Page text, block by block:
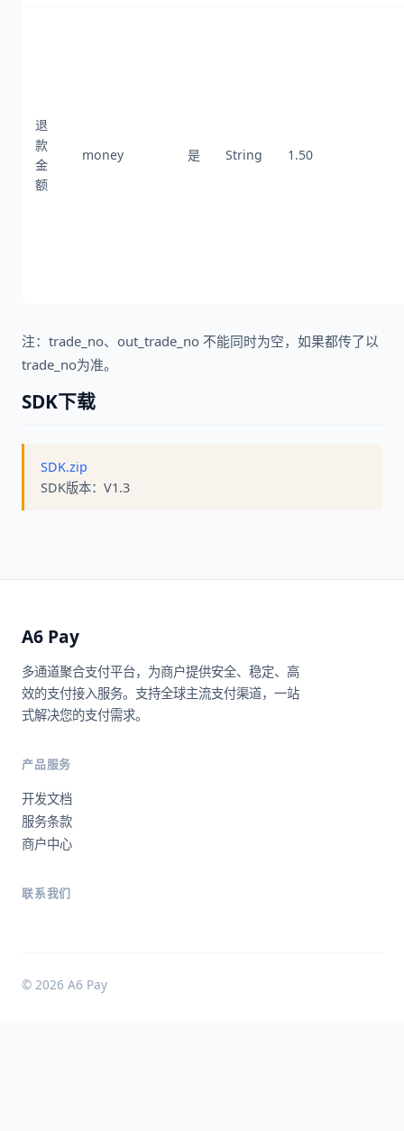
退
款
金
额
money 是 String 1.50
注：trade_no、out_trade_no 不能同时为空，如果都传了以
trade_no为准。
SDK下载
SDK.zip
SDK版本：V1.3
A6 Pay
多通道聚合支付平台，为商户提供安全、稳定、高
效的支付接入服务。支持全球主流支付渠道，一站
式解决您的支付需求。
产品服务
开发文档
服务条款
商户中心
联系我们
© 2026 A6 Pay